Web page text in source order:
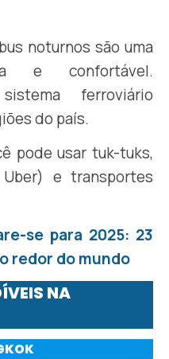
noturnos são uma
e confortável.
ferroviário
do país.
pode usar tuk-tuks,
e transportes
se para 2025: 23
redor do mundo
NA